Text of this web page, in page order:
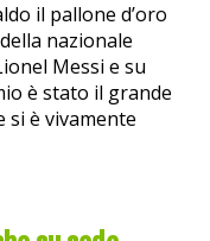
il pallone d’oro
nazionale
Messi e su
è stato il grande
si è vivamente